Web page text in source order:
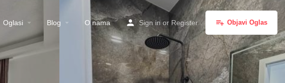
Oglasi Blog O nama Sign in or Register Objavi Oglas